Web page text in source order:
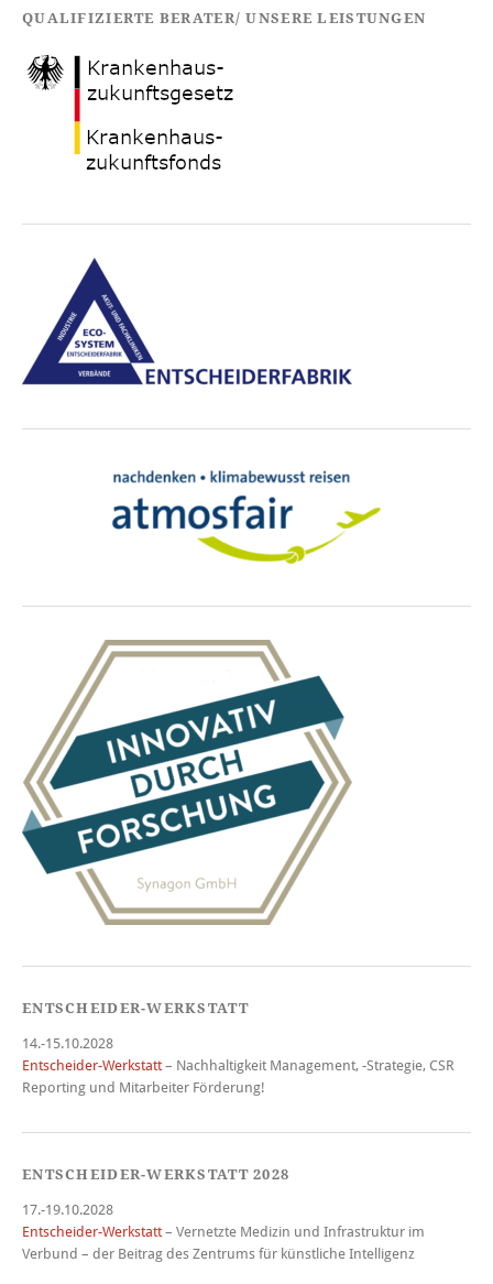
QUALIFIZIERTE BERATER/ UNSERE LEISTUNGEN
ENTSCHEIDER-WERKSTATT
14.-15.10.2028
Entscheider-Werkstatt– Nachhaltigkeit Management, -Strategie, CSR
Reporting und Mitarbeiter Förderung!
ENTSCHEIDER-WERKSTATT 2028
17.-19.10.2028
Entscheider-Werkstatt– Vernetzte Medizin und Infrastruktur im
Verbund – der Beitrag des Zentrums für künstliche Intelligenz